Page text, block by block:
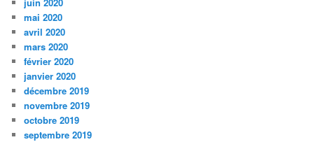
mai 2020
avril 2020
mars 2020
février 2020
janvier 2020
décembre 2019
novembre 2019
octobre 2019
septembre 2019